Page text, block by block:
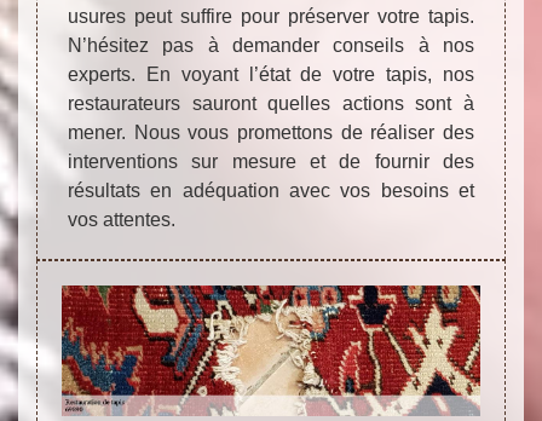
usures peut suffire pour préserver votre tapis.
N’hésitez pas à demander conseils à nos
experts. En voyant l’état de votre tapis, nos
restaurateurs sauront quelles actions sont à
mener. Nous vous promettons de réaliser des
interventions sur mesure et de fournir des
résultats en adéquation avec vos besoins et
vos attentes.